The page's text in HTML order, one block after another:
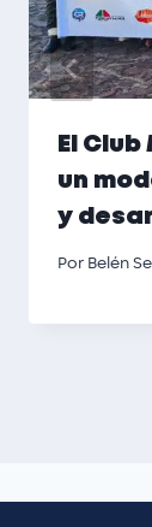
El
un
y
Por Belén